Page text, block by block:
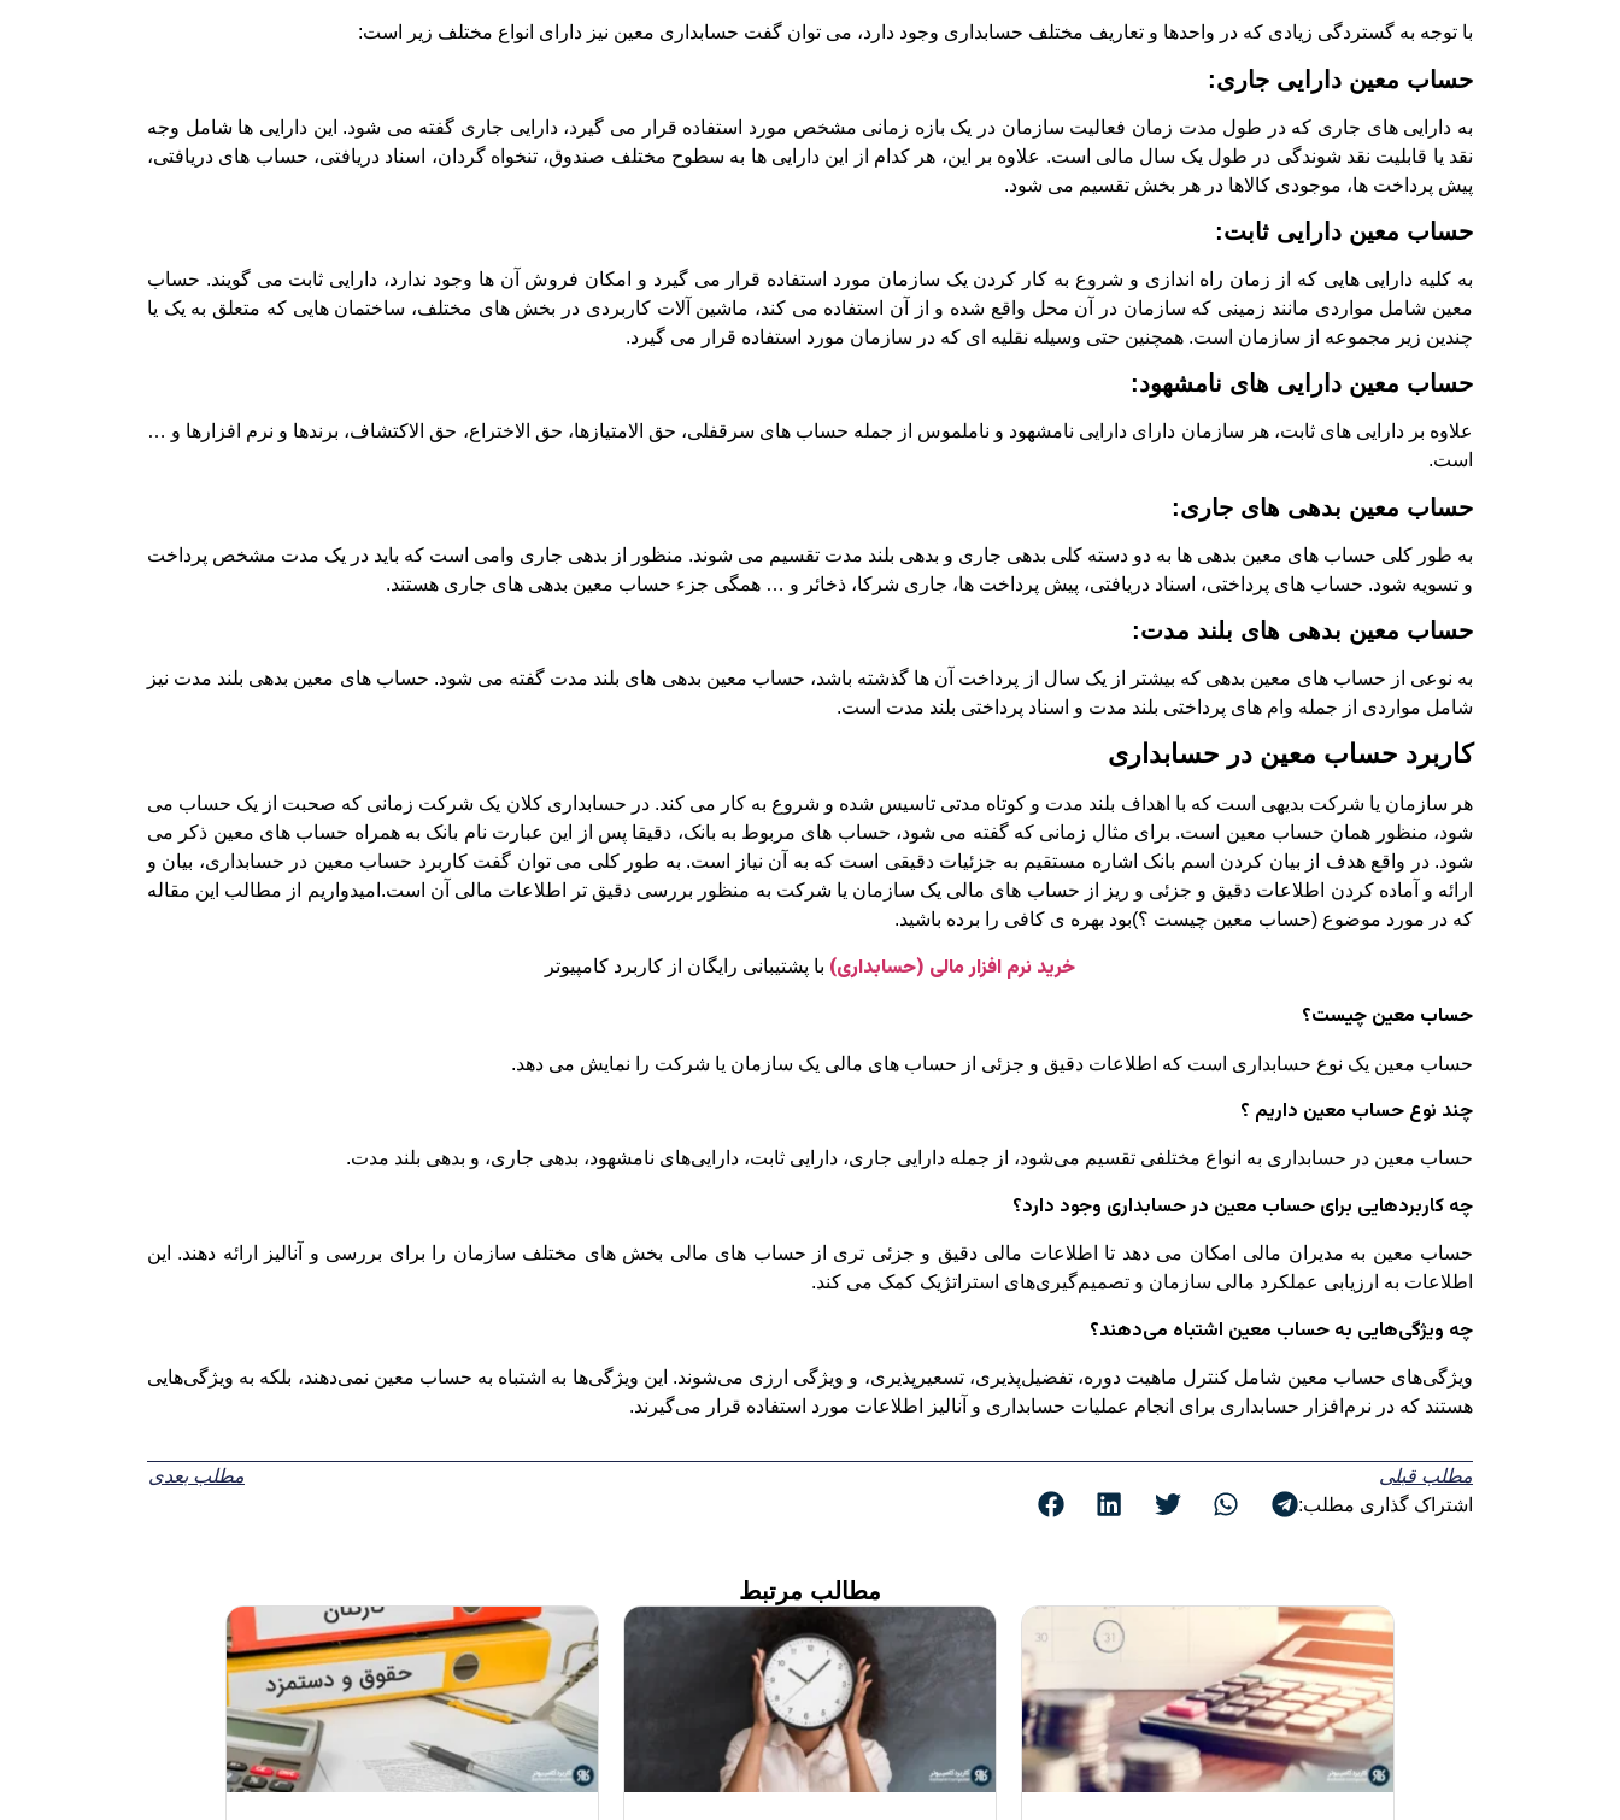
با توجه به گستردگی زیادی که در واحدها و تعاریف مختلف حسابداری وجود دارد، می توان گفت حسابداری معین نیز دارای انواع مختلف زیر است:
حساب معین دارایی جاری:
به دارایی های جاری که در طول مدت زمان فعالیت سازمان در یک بازه زمانی مشخص مورد استفاده قرار می گیرد، دارایی جاری گفته می شود. این دارایی ها شامل وجه
نقد یا قابلیت نقد شوندگی در طول یک سال مالی است. علاوه بر این، هر کدام از این دارایی ها به سطوح مختلف صندوق، تنخواه گردان، اسناد دریافتی، حساب های دریافتی،
پیش پرداخت ها، موجودی کالاها در هر بخش تقسیم می شود.
حساب معین دارایی ثابت:
به کلیه دارایی هایی که از زمان راه اندازی و شروع به کار کردن یک سازمان مورد استفاده قرار می گیرد و امکان فروش آن ها وجود ندارد، دارایی ثابت می گویند. حساب
معین شامل مواردی مانند زمینی که سازمان در آن محل واقع شده و از آن استفاده می کند، ماشین آلات کاربردی در بخش های مختلف، ساختمان هایی که متعلق به یک یا
چندین زیر مجموعه از سازمان است. همچنین حتی وسیله نقلیه ای که در سازمان مورد استفاده قرار می گیرد.
حساب معین دارایی های نامشهود:
علاوه بر دارایی های ثابت، هر سازمان دارای دارایی نامشهود و ناملموس از جمله حساب های سرقفلی، حق الامتیازها، حق الاختراع، حق الاکتشاف، برندها و نرم افزارها و …
است.
حساب معین بدهی های جاری:
به طور کلی حساب های معین بدهی ها به دو دسته کلی بدهی جاری و بدهی بلند مدت تقسیم می شوند. منظور از بدهی جاری وامی است که باید در یک مدت مشخص پرداخت
و تسویه شود. حساب های پرداختی، اسناد دریافتی، پیش پرداخت ها، جاری شرکا، ذخائر و … همگی جزء حساب معین بدهی های جاری هستند.
حساب معین بدهی های بلند مدت:
به نوعی از حساب های معین بدهی که بیشتر از یک سال از پرداخت آن ها گذشته باشد، حساب معین بدهی های بلند مدت گفته می شود. حساب های معین بدهی بلند مدت نیز
شامل مواردی از جمله وام های پرداختی بلند مدت و اسناد پرداختی بلند مدت است.
کاربرد حساب معین در حسابداری
هر سازمان یا شرکت بدیهی است که با اهداف بلند مدت و کوتاه مدتی تاسیس شده و شروع به کار می کند. در حسابداری کلان یک شرکت زمانی که صحبت از یک حساب می
شود، منظور همان حساب معین است. برای مثال زمانی که گفته می شود، حساب های مربوط به بانک، دقیقا پس از این عبارت نام بانک به همراه حساب های معین ذکر می
شود. در واقع هدف از بیان کردن اسم بانک اشاره مستقیم به جزئیات دقیقی است که به آن نیاز است. به طور کلی می توان گفت کاربرد حساب معین در حسابداری، بیان و
ارائه و آماده کردن اطلاعات دقیق و جزئی و ریز از حساب های مالی یک سازمان یا شرکت به منظور بررسی دقیق تر اطلاعات مالی آن است.امیدواریم از مطالب این مقاله
که در مورد موضوع (حساب معین چیست ؟)بود بهره ی کافی را برده باشید.
خرید نرم افزار مالی (حسابداری) با پشتیبانی رایگان از کاربرد کامپیوتر
حساب معین چیست؟
حساب معین یک نوع حسابداری است که اطلاعات دقیق و جزئی از حساب های مالی یک سازمان یا شرکت را نمایش می دهد.
چند نوع حساب معین داریم ؟
حساب معین در حسابداری به انواع مختلفی تقسیم می‌شود، از جمله دارایی جاری، دارایی ثابت، دارایی‌های نامشهود، بدهی جاری، و بدهی بلند مدت.
چه کاربردهایی برای حساب معین در حسابداری وجود دارد؟
حساب معین به مدیران مالی امکان می دهد تا اطلاعات مالی دقیق و جزئی تری از حساب های مالی بخش های مختلف سازمان را برای بررسی و آنالیز ارائه دهند. این
اطلاعات به ارزیابی عملکرد مالی سازمان و تصمیم‌گیری‌های استراتژیک کمک می کند.
چه ویژگی‌هایی به حساب معین اشتباه می‌دهند؟
ویژگی‌های حساب معین شامل کنترل ماهیت دوره، تفضیل‌پذیری، تسعیرپذیری، و ویژگی ارزی می‌شوند. این ویژگی‌ها به اشتباه به حساب معین نمی‌دهند، بلکه به ویژگی‌هایی
هستند که در نرم‌افزار حسابداری برای انجام عملیات حسابداری و آنالیز اطلاعات مورد استفاده قرار می‌گیرند.
مطلب قبلی
مطلب بعدی
اشتراک گذاری مطلب:
مطالب مرتبط